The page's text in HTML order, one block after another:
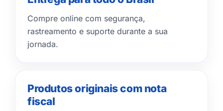
Compre online com segurança,
rastreamento e suporte durante a sua
jornada.
Produtos originais com nota
fiscal